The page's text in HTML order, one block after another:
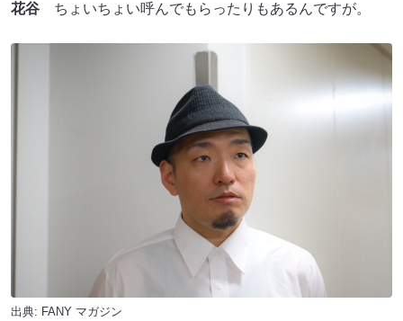
花谷 ちょいちょい呼んでもらったりもあるんですが。
出典: FANY マガジン